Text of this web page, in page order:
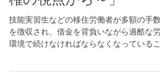
権の視点から～」
技能実習生などの移住労働者が多額の手数
を徴収され、借金を背負いながら過酷な労
が日本国内における重大な人権課題となっ